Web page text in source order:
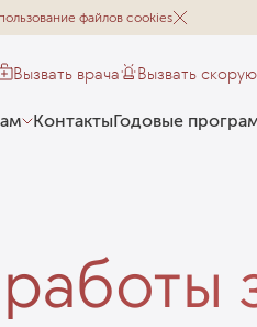
файлов cookies
Вызвать врача Вызвать
КонтактыГодовые